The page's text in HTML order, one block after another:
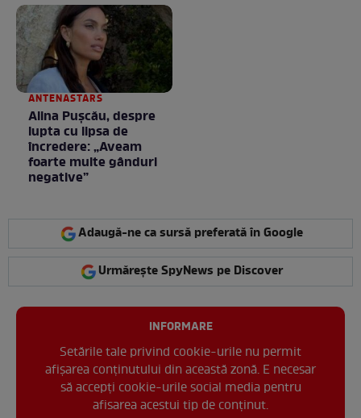
proprietatea unității
ANTENASTARS
Alina Pușcău, despre
lupta cu lipsa de
încredere: „Aveam
foarte multe gânduri
negative”
Adaugă-ne ca sursă preferată în Google
Urmărește SpyNews pe Discover
INFORMARE
Setările tale privind cookie-urile nu permit
afișarea conținutului din această zonă. E necesar
să accepți cookie-urile social media pentru
afisarea acestui tip de conținut.